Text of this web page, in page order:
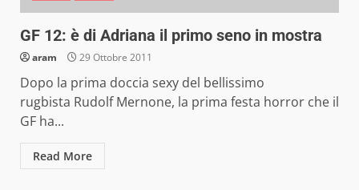
GF 12: è di Adriana il primo seno in mostra
aram 29 Ottobre 2011
Dopo la prima doccia sexy del bellissimo
rugbista Rudolf Mernone, la prima festa horror che il
GF ha...
Read More